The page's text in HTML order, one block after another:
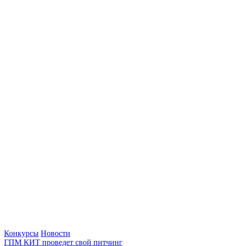
Конкурсы Новости
ГПМ КИТ проведет свой питчинг